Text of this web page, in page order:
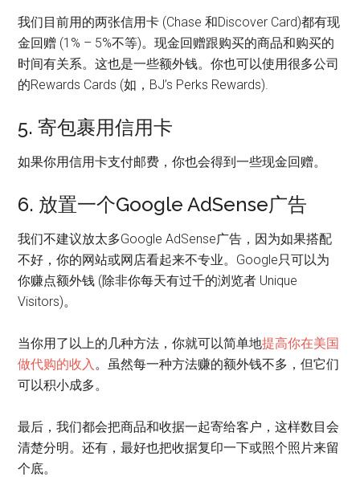
我们目前用的两张信用卡 (Chase 和Discover Card)都有现
金回赠 (1% – 5%不等)。现金回赠跟购买的商品和购买的
时间有关系。这也是一些额外钱。你也可以使用很多公司
的Rewards Cards (如，BJ’s Perks Rewards).
5. 寄包裹用信用卡
如果你用信用卡支付邮费，你也会得到一些现金回赠。
6. 放置一个Google AdSense广告
我们不建议放太多Google AdSense广告，因为如果搭配
不好，你的网站或网店看起来不专业。Google只可以为
你赚点额外钱 (除非你每天有过千的浏览者 Unique
Visitors)。
当你用了以上的几种方法，你就可以简单地提高你在美国
做代购的收入。虽然每一种方法赚的额外钱不多，但它们
可以积小成多。
最后，我们都会把商品和收据一起寄给客户，这样数目会
清楚分明。还有，最好也把收据复印一下或照个照片来留
个底。